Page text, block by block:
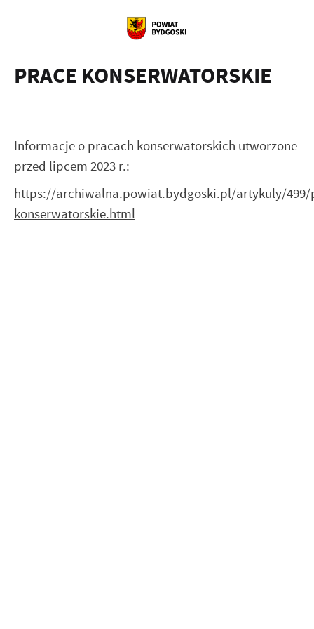
PRACE KONSERWATORSKIE
Informacje o pracach konserwatorskich utworzone
przed lipcem 2023 r.:
https://archiwalna.powiat.bydgoski.pl/artykuly/499/
konserwatorskie.html